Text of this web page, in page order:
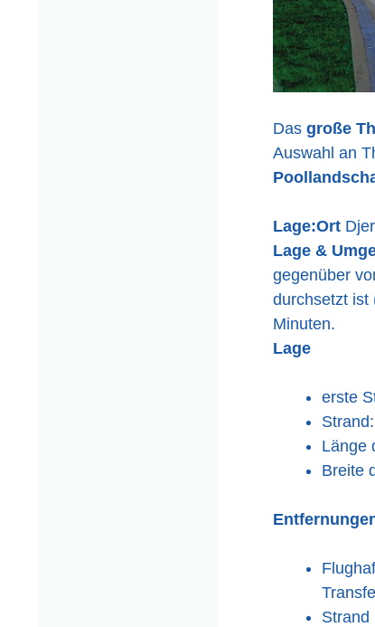
Das große
Auswahl an
Lage:Ort
Lage &
gegenüber
durchsetzt ist
Minuten.
Lage
erste
Länge
Breite
Strand